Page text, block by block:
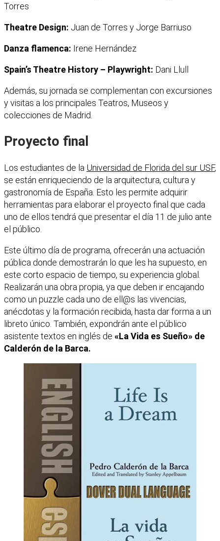
Torres
Theatre Design: Juan de Torres y Jorge Barriuso
Danza flamenca: Irene Hernández
Spain’s Theatre History – Playwright: Dani Llull
Además, su jornada se complementan con excursiones
y visitas a los principales Teatros, Museos y
colecciones de Madrid.
Proyecto final
Los estudiantes de la Universidad de Florida del sur USF,
se están enriqueciendo de la arquitectura, cultura y
gastronomía de España. Esto les permite adquirir
herramientas para elaborar el proyecto final que cada
uno de ellos tendrá que presentar el día 11 de julio ante
el público.
Este último día de programa, ofrecerán una actuación
pública donde demostrarán lo que les ha supuesto, en
este corto espacio de tiempo, su experiencia global.
Realizarán una obra propia, ya que deben ir encajando
como un puzzle cada uno de ell@s las vivencias,
anécdotas y la formación recibida, hasta dar forma a un
libreto único. También, expondrán ante el público
asistente textos en inglés de «La Vida es Sueño» de
Calderón de la Barca.